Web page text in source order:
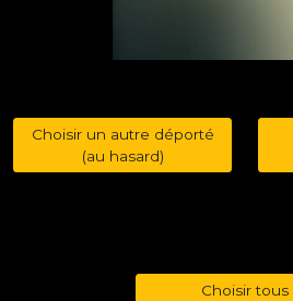
Choisir un autre déporté
(au hasard)
Choisir tous